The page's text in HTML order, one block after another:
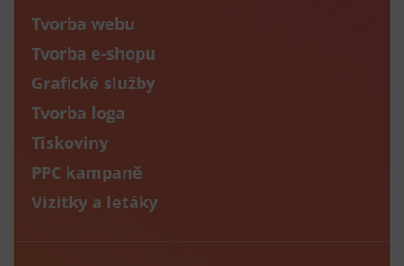
Tvorba webu
Tvorba e-shopu
Grafické služby
Tvorba loga
Tiskoviny
PPC kampaně
Vizitky a letáky